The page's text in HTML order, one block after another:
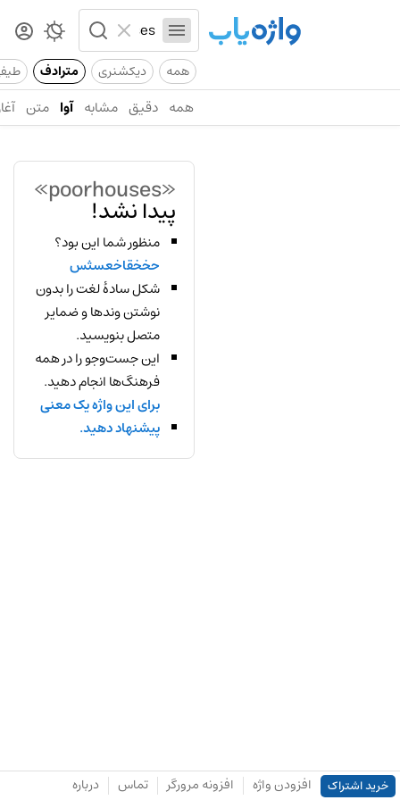
همه دیکشنری مترادف
همه دقیق مشابه آوا متن
«poorhouses»
پیدا نشد!
منظور شما این بود؟
حخخقاخعسثس
شکل سادهٔ لغت را بدون
نوشتن وندها و ضمایر
متصل بنویسید.
این جست‌وجو را در همه
فرهنگ‌ها انجام دهید.
برای این واژه یک معنی
پیشنهاد دهید.
خرید اشتراک افزودن واژه افزونه مرورگر تماس درباره